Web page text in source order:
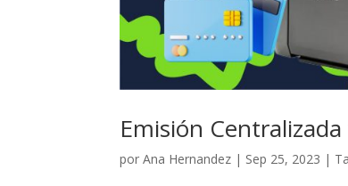
Emisión
porAna Hernandez | Sep 25, 2023 |